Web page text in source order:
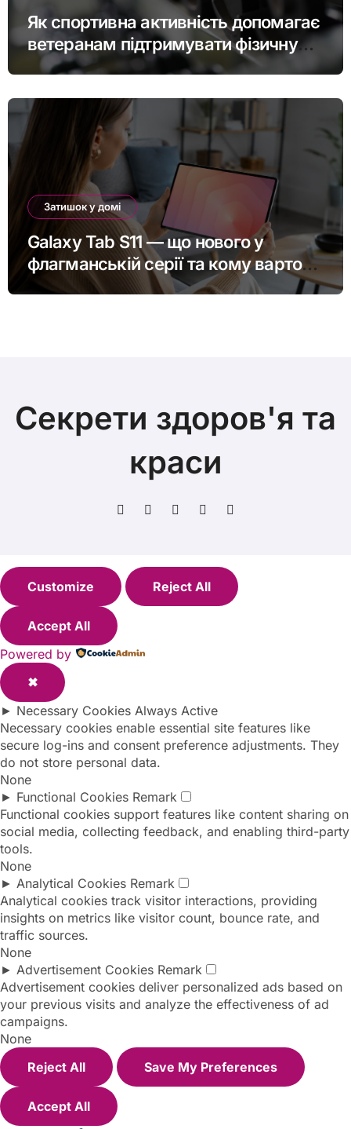
Як спортивна активність допомагає
ветеранам підтримувати фізичну
форму та якість життя
Затишок у домі
Galaxy Tab S11 — що нового у
флагманській серії та кому варто
оновитись
Секрети здоров'я та
краси
Customize Reject All
Accept All
Powered by
✖
► Necessary Cookies Always Active
Necessary cookies enable essential site features like
secure log-ins and consent preference adjustments. They
do not store personal data.
None
► Functional Cookies Remark
Functional cookies support features like content sharing on
social media, collecting feedback, and enabling third-party
tools.
None
► Analytical Cookies Remark
Analytical cookies track visitor interactions, providing
insights on metrics like visitor count, bounce rate, and
traffic sources.
None
► Advertisement Cookies Remark
Advertisement cookies deliver personalized ads based on
your previous visits and analyze the effectiveness of ad
campaigns.
None
Reject All
Save My Preferences
Accept All